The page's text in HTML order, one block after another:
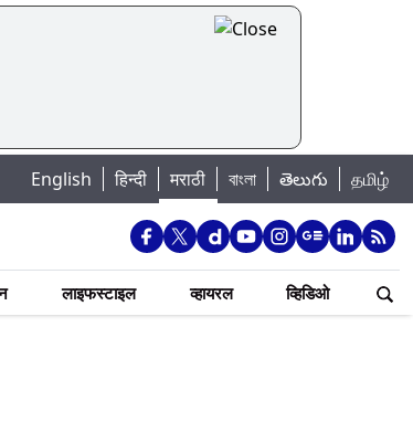
अपडेट: शहरातील 7 तलावांमधील जलसाठा 88.93 टक्क्यांवर
English हिन्दी मराठी বাংলা తెలుగు தமிழ்
लाइफस्टाइल व्हायरल व्हिडिओ